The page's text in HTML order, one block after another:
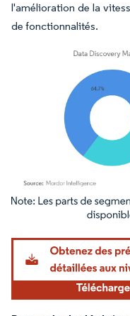
l'amélioration de la
de fonctionnalités.
Image © Mordor Intelligence.